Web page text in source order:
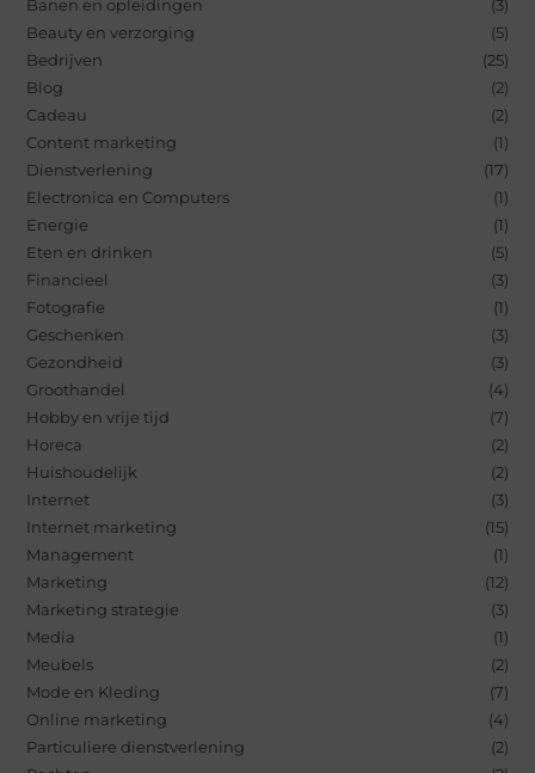
Banen en opleidingen
(3)
Beauty en verzorging
(5)
Bedrijven
(25)
Blog
(2)
Cadeau
(2)
Content marketing
(1)
Dienstverlening
(17)
Electronica en Computers
(1)
Energie
(1)
Eten en drinken
(5)
Financieel
(3)
Fotografie
(1)
Geschenken
(3)
Gezondheid
(3)
Groothandel
(4)
Hobby en vrije tijd
(7)
Horeca
(2)
Huishoudelijk
(2)
Internet
(3)
Internet marketing
(15)
Management
(1)
Marketing
(12)
Marketing strategie
(3)
Media
(1)
Meubels
(2)
Mode en Kleding
(7)
Online marketing
(4)
Particuliere dienstverlening
(2)